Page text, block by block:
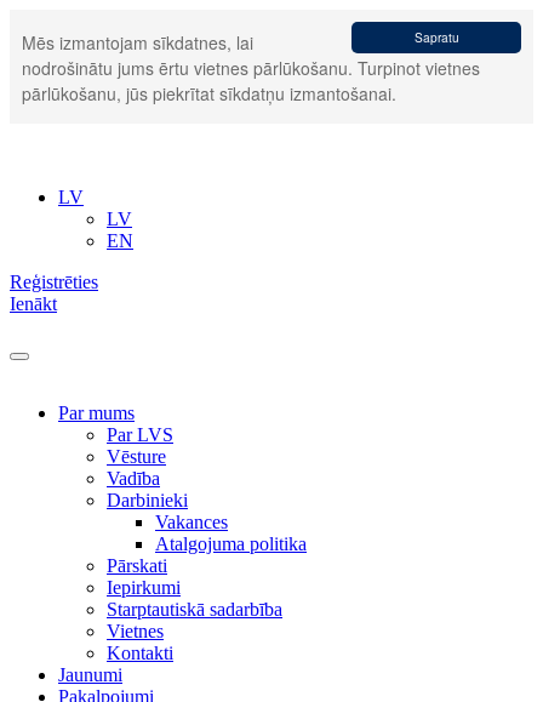
Sapratu
Mēs izmantojam sīkdatnes, lai
nodrošinātu jums ērtu vietnes pārlūkošanu. Turpinot vietnes
pārlūkošanu, jūs piekrītat sīkdatņu izmantošanai.
LV
LV
EN
Reģistrēties
Ienākt
Par mums
Par LVS
Vēsture
Vadība
Darbinieki
Vakances
Atalgojuma politika
Pārskati
Iepirkumi
Starptautiskā sadarbība
Vietnes
Kontakti
Jaunumi
Pakalpojumi